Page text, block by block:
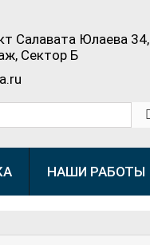
Салавата Юлаева 34,
Сектор Б
НАШИ РАБОТЫ